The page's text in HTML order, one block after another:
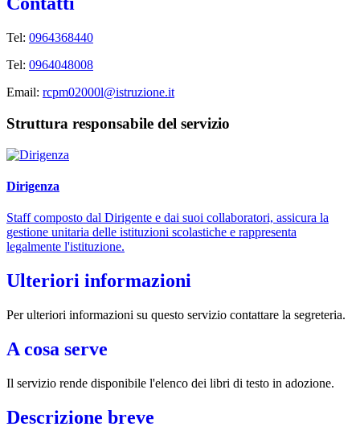
Tel: 0964368440
Tel: 0964048008
Email: rcpm02000l@istruzione.it
Struttura responsabile del servizio
Dirigenza
Staff composto dal Dirigente e dai suoi collaboratori, assicura la
gestione unitaria delle istituzioni scolastiche e rappresenta
legalmente l'istituzione.
Ulteriori informazioni
Per ulteriori informazioni su questo servizio contattare la segreteria.
A cosa serve
Il servizio rende disponibile l'elenco dei libri di testo in adozione.
Descrizione breve